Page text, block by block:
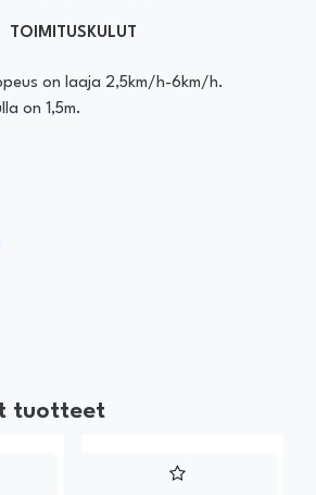
TOIMITUSKULUT
on laaja 2,5km/h-6km/h.
on 1,5m.
tuotteet